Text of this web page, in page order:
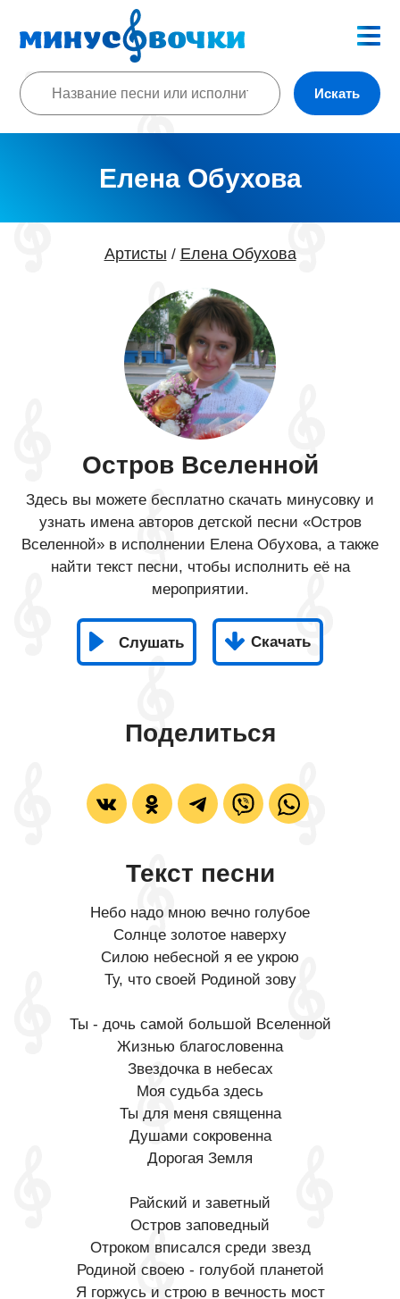
Искать
Елена Обухова
Артисты / Елена Обухова
Остров Вселенной
Здесь вы можете бесплатно скачать минусовку и
узнать имена авторов детской песни «Остров
Вселенной» в исполнении Елена Обухова, а также
найти текст песни, чтобы исполнить её на
мероприятии.
Слушать Скачать
Поделиться
Текст песни
Небо надо мною вечно голубое
Солнце золотое наверху
Силою небесной я ее укрою
Ту, что своей Родиной зову
Ты - дочь самой большой Вселенной
Жизнью благословенна
Звездочка в небесах
Моя судьба здесь
Ты для меня священна
Душами сокровенна
Дорогая Земля
Райский и заветный
Остров заповедный
Отроком вписался среди звезд
Родиной своею - голубой планетой
Я горжусь и строю в вечность мост